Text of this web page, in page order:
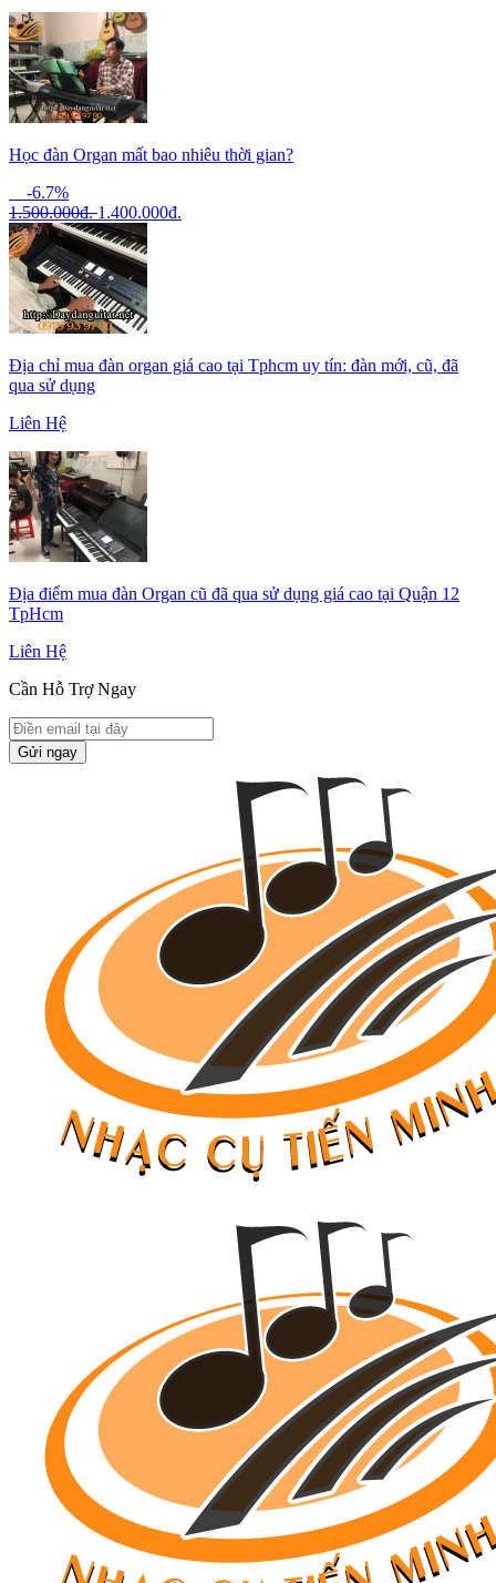
Học đàn Organ mất bao nhiêu thời gian?
-6.7%
1.500.000đ. 1.400.000đ.
Địa chỉ mua đàn organ giá cao tại Tphcm uy tín: đàn mới, cũ, đã
qua sử dụng
Liên Hệ
Địa điểm mua đàn Organ cũ đã qua sử dụng giá cao tại Quận 12
TpHcm
Liên Hệ
Cần Hỗ Trợ Ngay